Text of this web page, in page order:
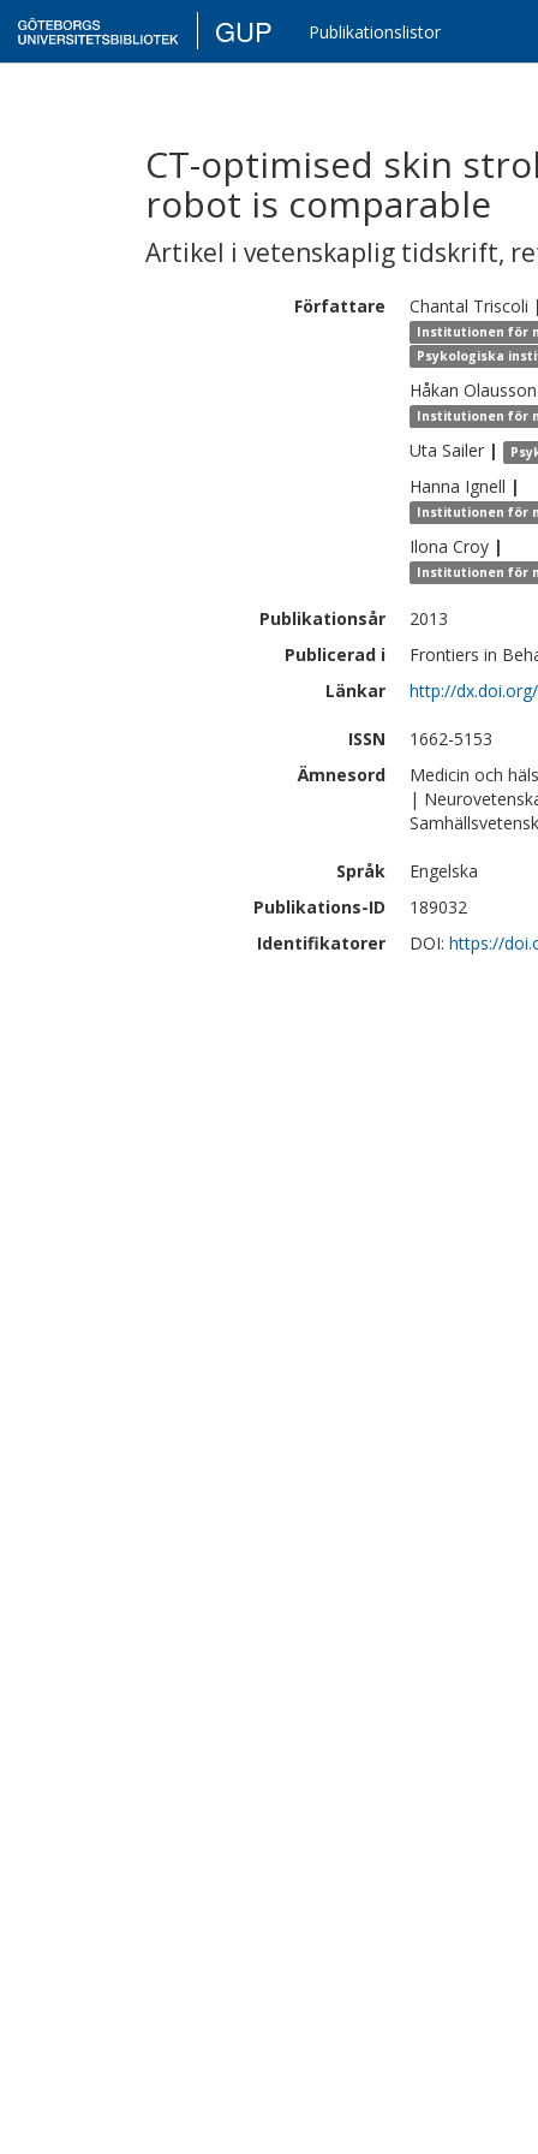
GUP Publikationslistor
CT-optimised skin
robot is comparable
Artikel i vetenskaplig tidskrift,
Författare Chantal Triscoli
Institutionen för
Psykologiska
Håkan Olausson
Institutionen för
Uta Sailer |
Hanna Ignell |
Institutionen för
Ilona Croy |
Institutionen för
Publikationsår
2013
Publicerad i
Frontiers in
Länkar
http://
ISSN
1662-5153
Ämnesord
Medicin och
|
Språk
Engelska
Publikations-ID
189032
Identifikatorer
DOI: https://